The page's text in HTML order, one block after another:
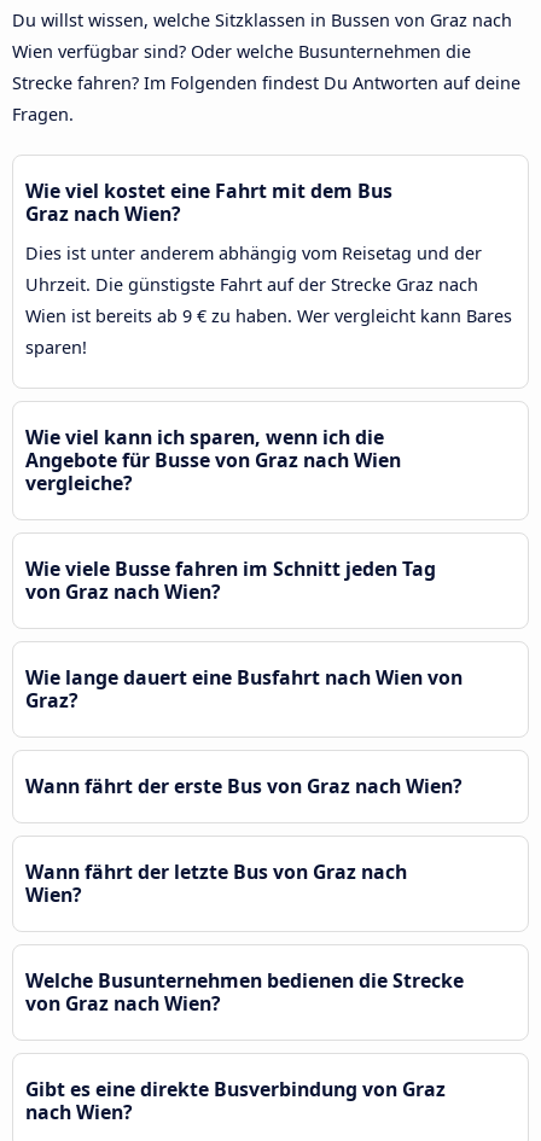
Du willst wissen, welche Sitzklassen in Bussen von Graz nach
Wien verfügbar sind? Oder welche Busunternehmen die
Strecke fahren? Im Folgenden findest Du Antworten auf deine
Fragen.
Wie viel kostet eine Fahrt mit dem Bus
Graz nach Wien?
Dies ist unter anderem abhängig vom Reisetag und der
Uhrzeit. Die günstigste Fahrt auf der Strecke Graz nach
Wien ist bereits ab 9 € zu haben. Wer vergleicht kann Bares
sparen!
Wie viel kann ich sparen, wenn ich die
Angebote für Busse von Graz nach Wien
vergleiche?
Wie viele Busse fahren im Schnitt jeden Tag
von Graz nach Wien?
Wie lange dauert eine Busfahrt nach Wien von
Graz?
Wann fährt der erste Bus von Graz nach Wien?
Wann fährt der letzte Bus von Graz nach
Wien?
Welche Busunternehmen bedienen die Strecke
von Graz nach Wien?
Gibt es eine direkte Busverbindung von Graz
nach Wien?